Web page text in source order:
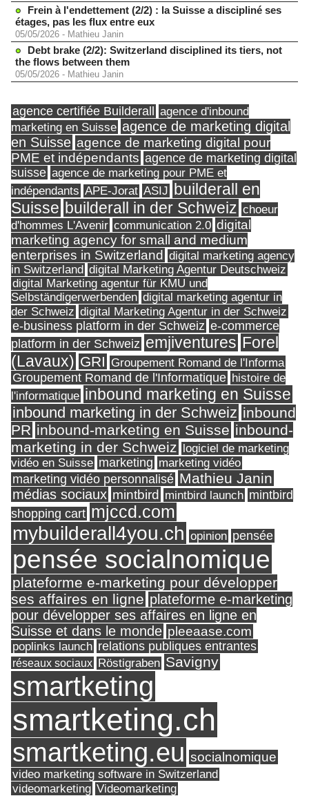
Frein à l'endettement (2/2) : la Suisse a discipliné ses
étages, pas les flux entre eux
05/05/2026 - Mathieu Janin
Debt brake (2/2): Switzerland disciplined its tiers, not
the flows between them
05/05/2026 - Mathieu Janin
agence certifiée Builderall
agence d'inbound
marketing en Suisse agence de marketing digital
en Suisse agence de marketing digital pour
PME et indépendants agence de marketing digital
suisse agence de marketing pour PME et
indépendants APE-Jorat ASIJ builderall en
Suisse builderall in der Schweiz choeur
d'hommes L'Avenir communication 2.0 digital
marketing agency for small and medium
enterprises in Switzerland digital marketing agency
in Switzerland digital Marketing Agentur Deutschweiz
digital Marketing agentur für KMU und
Selbständigerwerbenden digital marketing agentur in
der Schweiz digital Marketing Agentur in der Schweiz
e-business platform in der Schweiz e-commerce
platform in der Schweiz emjiventures Forel
(Lavaux) GRI Groupement Romand de l'Informa
Groupement Romand de l'Informatique histoire de
l'informatique inbound marketing en Suisse
inbound marketing in der Schweiz inbound
PR inbound-marketing en Suisse inbound-
marketing in der Schweiz logiciel de marketing
vidéo en Suisse marketing marketing vidéo
marketing vidéo personnalisé Mathieu Janin
médias sociaux mintbird mintbird launch mintbird
shopping cart mjccd.com
mybuilderall4you.ch opinion pensée
pensée socialnomique
plateforme e-marketing pour développer
ses affaires en ligne plateforme e-marketing
pour développer ses affaires en ligne en
Suisse et dans le monde pleeaase.com
poplinks launch relations publiques entrantes
réseaux sociaux Röstigraben Savigny
smartketing
smartketing.ch
smartketing.eu socialnomique
video marketing software in Switzerland
videomarketing Videomarketing